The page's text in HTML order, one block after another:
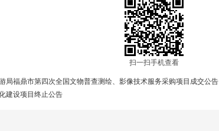
扫一扫手机查看
局福鼎市第四次全国文物普查测绘、影像技术服务采购项目成交公告
建设项目终止公告